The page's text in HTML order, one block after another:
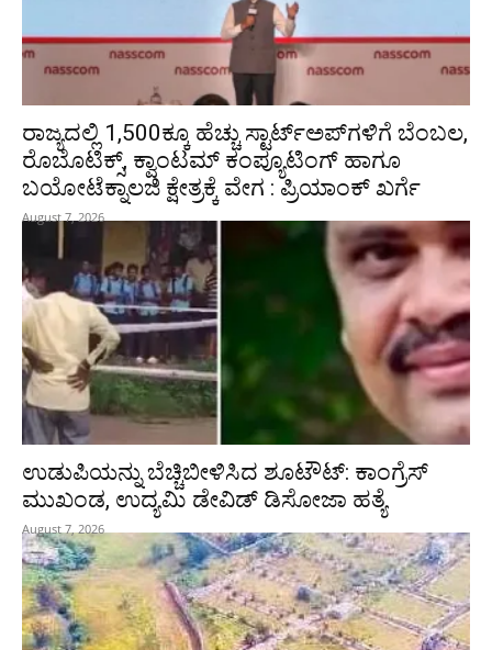
ರಾಜ್ಯದಲ್ಲಿ 1,500ಕ್ಕೂ ಹೆಚ್ಚು ಸ್ಟಾರ್ಟ್‌ಅಪ್‌ಗಳಿಗೆ ಬೆಂಬಲ,
ರೊಬೊಟಿಕ್ಸ್, ಕ್ವಾಂಟಮ್ ಕಂಪ್ಯೂಟಿಂಗ್ ಹಾಗೂ
ಬಯೋಟೆಕ್ನಾಲಜಿ ಕ್ಷೇತ್ರಕ್ಕೆ ವೇಗ : ಪ್ರಿಯಾಂಕ್‌ ಖರ್ಗೆ
August 7, 2026
ಉಡುಪಿಯನ್ನು ಬೆಚ್ಚಿಬೀಳಿಸಿದ ಶೂಟೌಟ್‌: ಕಾಂಗ್ರೆಸ್‌
ಮುಖಂಡ, ಉದ್ಯಮಿ ಡೇವಿಡ್ ಡಿಸೋಜಾ ಹತ್ಯೆ
August 7, 2026